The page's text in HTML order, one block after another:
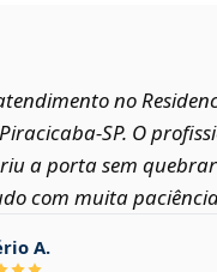
no
O
a porta sem
com muita
A.